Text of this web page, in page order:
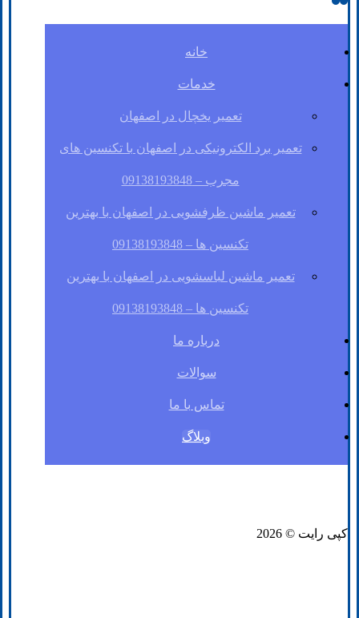
خانه
خدمات
تعمیر یخچال در اصفهان
تعمیر برد الکترونیکی در اصفهان با تکنسین های
مجرب – 09138193848
تعمیر ماشین ظرفشویی در اصفهان با بهترین
تکنسین ها – 09138193848
تعمیر ماشین لباسشویی در اصفهان با بهترین
تکنسین ها – 09138193848
درباره ما
سوالات
تماس با ما
وبلاگ
کپی رایت © 2026